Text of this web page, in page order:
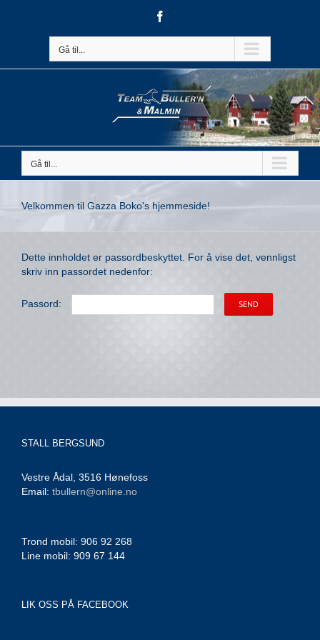
Gå til...
Gå til...
Velkommen til Gazza Boko's hjemmeside!
Dette innholdet er passordbeskyttet. For å vise det, vennligst
skriv inn passordet nedenfor:
Passord:
STALL BERGSUND
Vestre Ådal, 3516 Hønefoss
Email: tbullern@online.no
Trond mobil: 906 92 268
Line mobil: 909 67 144
LIK OSS PÅ FACEBOOK